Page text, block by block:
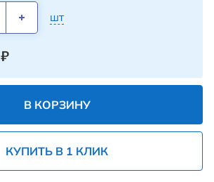
шт
₽
В КОРЗИНУ
КУПИТЬ В 1 КЛИК